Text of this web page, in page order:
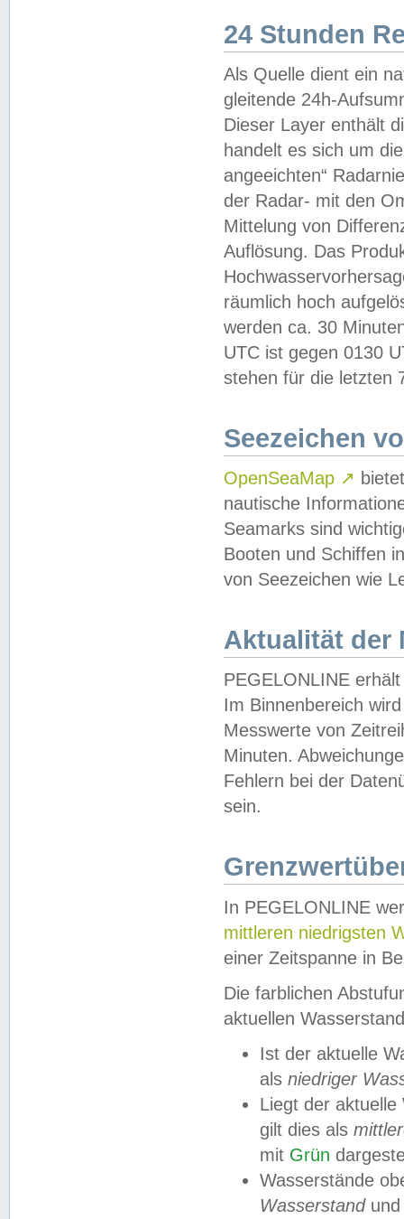
24 Stunden
Als Quelle dient ein
gleitende 24h-
Dieser Layer enthält
handelt es sich um
angeeichten“
der Radar- mit den
Mittelung von
Auflösung. Das
räumlich hoch
werden ca. 30
UTC ist gegen 0130
stehen für die letzten
Seezeichen
OpenSeaMap ↗
nautische
Seamarks sind
Booten und Schiffen
von Seezeichen wie
Aktualität der
PEGELONLINE
Im Binnenbereich
Messwerte von
Minuten.
Fehlern bei der
sein.
In PEGELONLINE
mittleren niedrigsten
einer Zeitspanne in
Die farblichen
aktuellen
Ist der aktuelle
als niedriger
Liegt der
gilt dies als
mit Grün
Wasserstände
Wasserstandund